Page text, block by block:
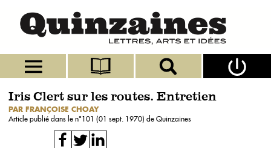
Iris Clert sur les routes. Entretien
PAR FRANÇOISE CHOAY
Article publié dans le n°101 (01 sept. 1970) de Quinzaines